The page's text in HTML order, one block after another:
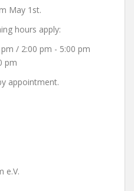
May 1st.
hours apply:
/ 2:00 pm - 5:00 pm
pm
appointment.
e.V.